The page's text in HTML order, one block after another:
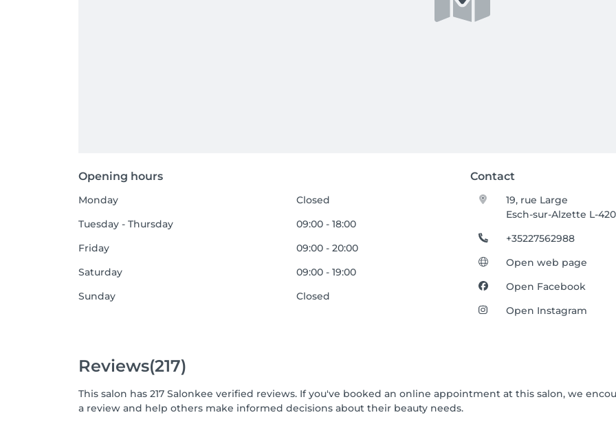
Opening hours Contact
Monday
Closed
Tuesday - Thursday
09:00 - 18:00
Friday
09:00 - 20:00
Saturday
09:00 - 19:00
Sunday
Closed
19, rue Large
Esch-sur-Alzette L-
+35227562988
Open web page
Open Facebook
Open Instagram
Reviews(217)
This salon has 217 Salonkee verified reviews. If you've booked an online appointment at this salon, we
a review and help others make informed decisions about their beauty needs.